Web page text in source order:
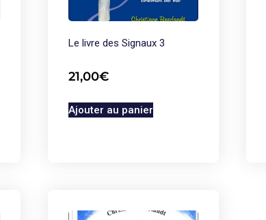
Le livre des Signaux 3
21,00€
Ajouter au panier